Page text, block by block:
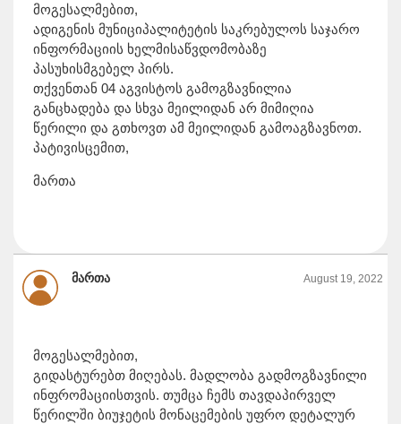
მოგესალმებით,
ადიგენის მუნიციპალიტეტის საკრებულოს საჯარო
ინფორმაციის ხელმისაწვდომობაზე
პასუხისმგებელ პირს.
თქვენთან 04 აგვისტოს გამოგზავნილია
განცხადება და სხვა მეილიდან არ მიმიღია
წერილი და გთხოვთ ამ მეილიდან გამოაგზავნოთ.
პატივისცემით,
მართა
მართა August 19, 2022
მოგესალმებით,
გიდასტურებთ მიღებას. მადლობა გადმოგზავნილი
ინფრომაციისთვის. თუმცა ჩემს თავდაპირველ
წერილში ბიუჯეტის მონაცემების უფრო დეტალურ